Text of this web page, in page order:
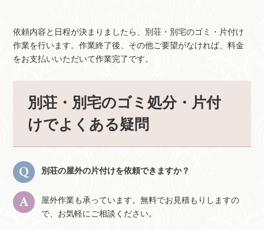
依頼内容と日程が決まりましたら、別荘・別宅のゴミ・片付け
作業を行います。作業終了後、その他ご要望がなければ、料金
をお支払いいただいて作業完了です。
別荘・別宅のゴミ処分・片付
けでよくある疑問
別荘の屋外の片付けを依頼できますか？
屋外作業も承っています。無料でお見積もりしますの
で、お気軽にご相談ください。